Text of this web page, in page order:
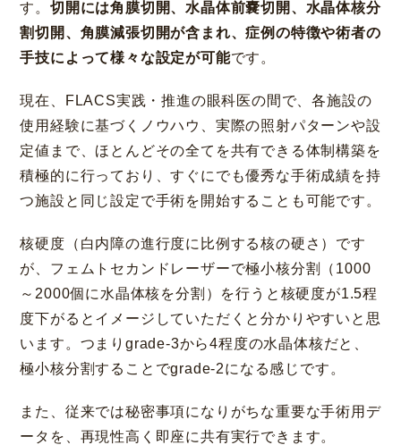
す。 切開には角膜切開、水晶体前嚢切開、水晶体核分
割切開、角膜減張切開が含まれ、症例の特徴や術者の
手技によって様々な設定が可能です。
現在、FLACS実践・推進の眼科医の間で、各施設の
使用経験に基づくノウハウ、実際の照射パターンや設
定値まで、ほとんどその全てを共有できる体制構築を
積極的に行っており、すぐにでも優秀な手術成績を持
つ施設と同じ設定で手術を開始することも可能です。
核硬度（白内障の進行度に比例する核の硬さ）です
が、フェムトセカンドレーザーで極小核分割（1000
～2000個に水晶体核を分割）を行うと核硬度が1.5程
度下がるとイメージしていただくと分かりやすいと思
います。つまりgrade-3から4程度の水晶体核だと、
極小核分割することでgrade-2になる感じです。
また、従来では秘密事項になりがちな重要な手術用デ
ータを、再現性高く即座に共有実行できます。